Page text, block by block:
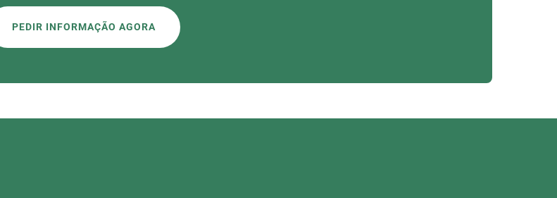
PEDIR INFORMAÇÃO AGORA